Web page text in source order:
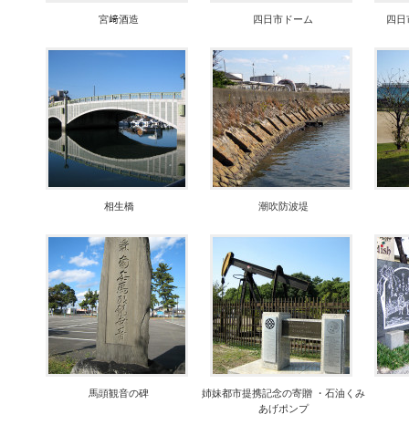
宮﨑酒造 四日市ドーム 四日
相生橋 潮吹防波堤
馬頭観音の碑
姉妹都市提携記念の寄贈 ・石油くみ
あげポンプ